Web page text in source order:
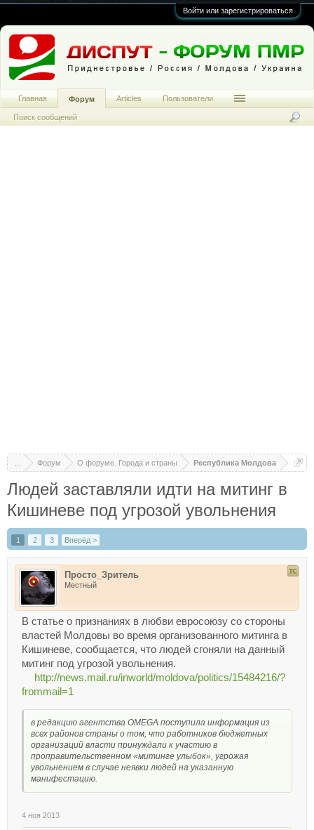
Войти или зарегистрироваться
Форум О форуме. Города и страны Республика Молдова
Людей заставляли идти на митинг в
Кишиневе под угрозой увольнения
1 2 3 Вперёд >
Просто_Зритель
Местный
В статье о признаниях в любви евросоюзу со стороны
властей Молдовы во время организованного митинга в
Кишиневе, сообщается, что людей сгоняли на данный
митинг под угрозой увольнения.
http://news.mail.ru/inworld/moldova/politics/15484216/?
frommail=1
в редакцию агентства OMEGA поступила информация из
всех районов страны о том, что работников бюджетных
организаций власти принуждали к участию в
проправительственном «митинге улыбок», угрожая
увольнением в случае неявки людей на указанную
манифестацию.
4 ноя 2013
Главная Форум
Поиск сообщений
Articles Пользователи